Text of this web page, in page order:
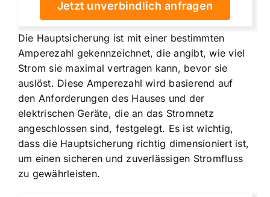
Jetzt unverbindlich anfragen
Die Hauptsicherung ist mit einer bestimmten
Amperezahl gekennzeichnet, die angibt, wie viel
Strom sie maximal vertragen kann, bevor sie
auslöst. Diese Amperezahl wird basierend auf
den Anforderungen des Hauses und der
elektrischen Geräte, die an das Stromnetz
angeschlossen sind, festgelegt. Es ist wichtig,
dass die Hauptsicherung richtig dimensioniert ist,
um einen sicheren und zuverlässigen Stromfluss
zu gewährleisten.